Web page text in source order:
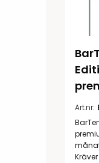
Art.nr: